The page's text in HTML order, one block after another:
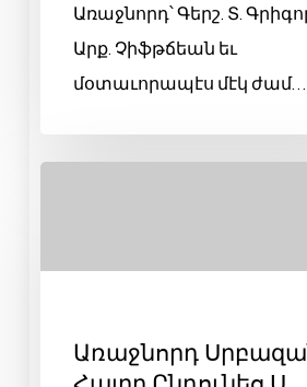
Առաջնորդ՝ Գերշ. Տ.
Արք. Չիֆթճեան եւ
մօտաւորապէս մէկ ժամ…
Առաջնորդ